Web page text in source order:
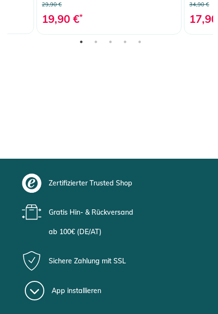
29,90 €
19,90 €*
34,90 €
Zertifizierter Trusted Shop
Gratis Hin- & Rückversand
ab 100€ (DE/AT)
Sichere Zahlung mit SSL
App installieren